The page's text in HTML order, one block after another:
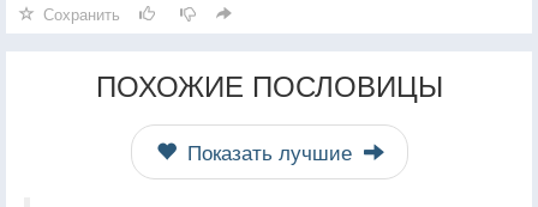
Сохранить
ПОХОЖИЕ ПОСЛОВИЦЫ
Показать лучшие